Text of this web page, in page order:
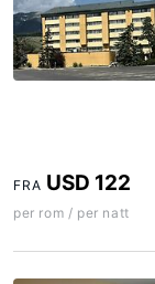
FRA USD 122
per rom / per natt